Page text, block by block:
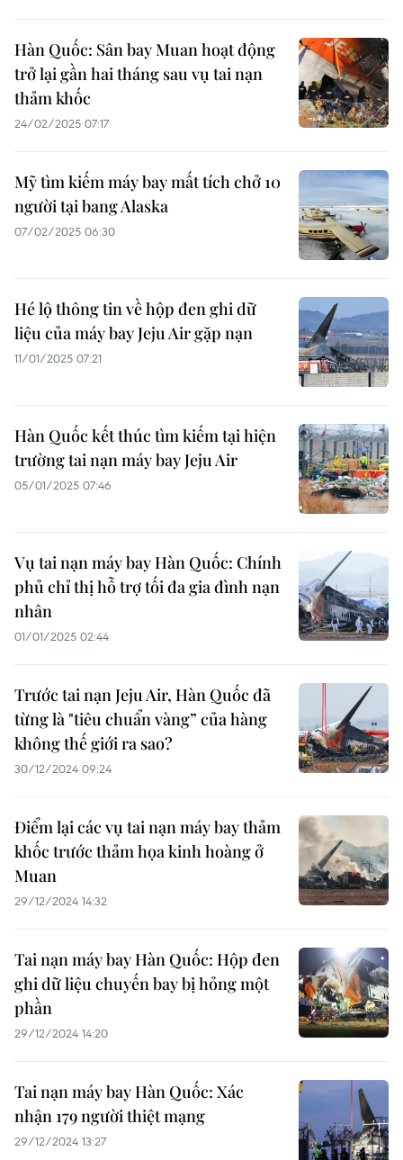
Hàn Quốc: Sân bay Muan hoạt động
trở lại gần hai tháng sau vụ tai nạn
thảm khốc
24/02/2025 07:17
Mỹ tìm kiếm máy bay mất tích chở 10
người tại bang Alaska
07/02/2025 06:30
Hé lộ thông tin về hộp đen ghi dữ
liệu của máy bay Jeju Air gặp nạn
11/01/2025 07:21
Hàn Quốc kết thúc tìm kiếm tại hiện
trường tai nạn máy bay Jeju Air
05/01/2025 07:46
Vụ tai nạn máy bay Hàn Quốc: Chính
phủ chỉ thị hỗ trợ tối đa gia đình nạn
nhân
01/01/2025 02:44
Trước tai nạn Jeju Air, Hàn Quốc đã
từng là "tiêu chuẩn vàng” của hàng
không thế giới ra sao?
30/12/2024 09:24
Điểm lại các vụ tai nạn máy bay thảm
khốc trước thảm họa kinh hoàng ở
Muan
29/12/2024 14:32
Tai nạn máy bay Hàn Quốc: Hộp đen
ghi dữ liệu chuyến bay bị hỏng một
phần
29/12/2024 14:20
Tai nạn máy bay Hàn Quốc: Xác
nhận 179 người thiệt mạng
29/12/2024 13:27